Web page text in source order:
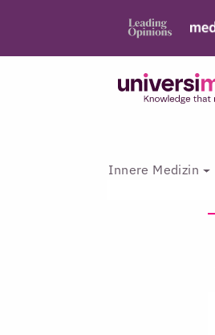
Innere Medizin